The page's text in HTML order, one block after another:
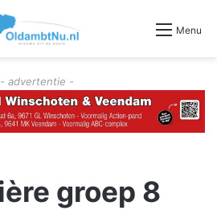
Menu
- advertentie -
groep 8